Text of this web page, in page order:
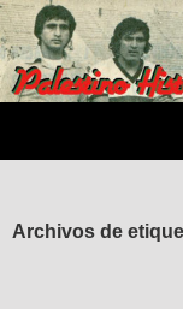
Saltar
al
contenido
Archivos de